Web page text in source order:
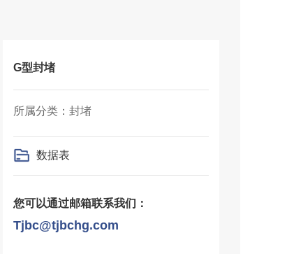
G型封堵
所属分类：封堵
数据表
您可以通过邮箱联系我们：
Tjbc@tjbchg.com